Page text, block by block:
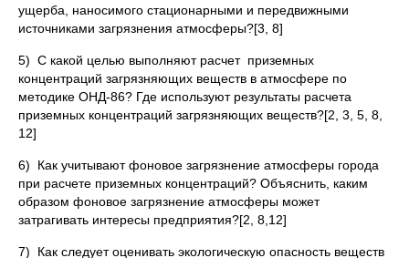
ущерба, наносимого стационарными и передвижными
источниками загрязнения атмосферы?[3, 8]
5) С какой целью выполняют расчет приземных
концентраций загрязняющих веществ в атмосфере по
методике ОНД-86? Где используют результаты расчета
приземных концентраций загрязняющих веществ?[2, 3, 5, 8,
12]
6) Как учитывают фоновое загрязнение атмосферы города
при расчете приземных концентраций? Объяснить, каким
образом фоновое загрязнение атмосферы может
затрагивать интересы предприятия?[2, 8,12]
7) Как следует оценивать экологическую опасность веществ